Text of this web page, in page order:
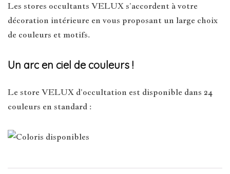
Les stores occultants VELUX s’accordent à votre
décoration intérieure en vous proposant un large choix
de couleurs et motifs.
Un arc en ciel de couleurs !
Le store VELUX d’occultation est disponible dans 24
couleurs en standard :